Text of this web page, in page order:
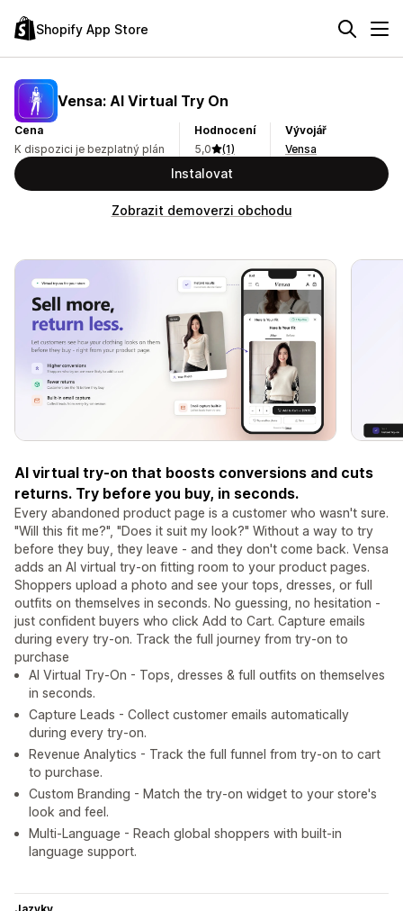
Shopify App Store
Vensa: AI Virtual Try On
Cena
K dispozici je bezplatný plán
Hodnocení
5,0
(1)
Vývojář
Vensa
Instalovat
Zobrazit demoverzi obchodu
AI virtual try-on that boosts conversions and cuts
returns. Try before you buy, in seconds.
Every abandoned product page is a customer who wasn't sure.
"Will this fit me?", "Does it suit my look?" Without a way to try
before they buy, they leave - and they don't come back. Vensa
adds an AI virtual try-on fitting room to your product pages.
Shoppers upload a photo and see your tops, dresses, or full
outfits on themselves in seconds. No guessing, no hesitation -
just confident buyers who click Add to Cart. Capture emails
during every try-on. Track the full journey from try-on to
purchase
AI Virtual Try-On - Tops, dresses & full outfits on themselves
in seconds.
Capture Leads - Collect customer emails automatically
during every try-on.
Revenue Analytics - Track the full funnel from try-on to cart
to purchase.
Custom Branding - Match the try-on widget to your store's
look and feel.
Multi-Language - Reach global shoppers with built-in
language support.